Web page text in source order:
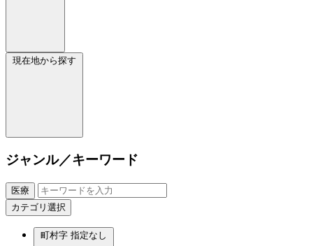
現在地から探す
ジャンル／キーワード
医療
カテゴリ選択
町村字 指定なし